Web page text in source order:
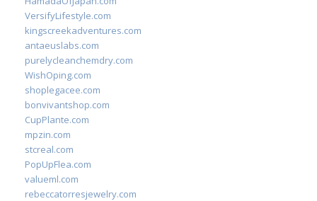
VersifyLifestyle.com
kingscreekadventures.com
antaeuslabs.com
purelycleanchemdry.com
WishOping.com
shoplegacee.com
bonvivantshop.com
CupPlante.com
mpzin.com
stcreal.com
PopUpFlea.com
valueml.com
rebeccatorresjewelry.com